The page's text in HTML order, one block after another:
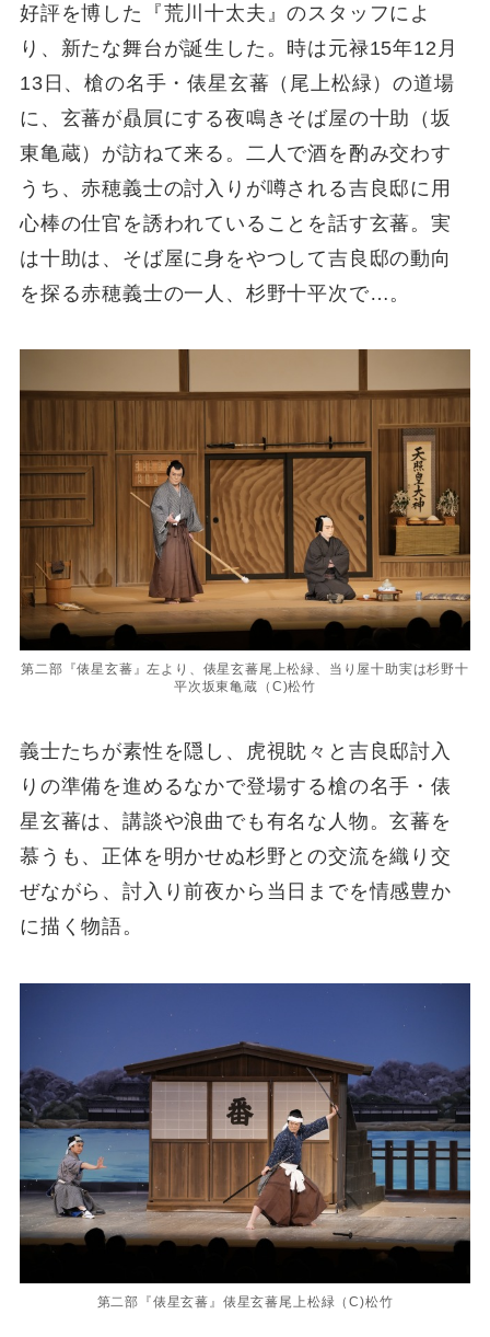
好評を博した『荒川十太夫』のスタッフによ
り、新たな舞台が誕生した。時は元禄15年12月
13日、槍の名手・俵星玄蕃（尾上松緑）の道場
に、玄蕃が贔屓にする夜鳴きそば屋の十助（坂
東亀蔵）が訪ねて来る。二人で酒を酌み交わす
うち、赤穂義士の討入りが噂される吉良邸に用
心棒の仕官を誘われていることを話す玄蕃。実
は十助は、そば屋に身をやつして吉良邸の動向
を探る赤穂義士の一人、杉野十平次で…。
第二部『俵星玄蕃』左より、俵星玄蕃尾上松緑、当り屋十助実は杉野十
平次坂東亀蔵（C)松竹
義士たちが素性を隠し、虎視眈々と吉良邸討入
りの準備を進めるなかで登場する槍の名手・俵
星玄蕃は、講談や浪曲でも有名な人物。玄蕃を
慕うも、正体を明かせぬ杉野との交流を織り交
ぜながら、討入り前夜から当日までを情感豊か
に描く物語。
第二部『俵星玄蕃』俵星玄蕃尾上松緑（C)松竹